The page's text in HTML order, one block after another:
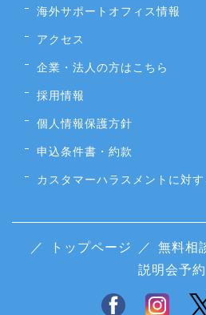
海外サポートオフィス情報
アクセス
企業・法人の方はこちら
採用情報
個人情報保護方針
申込条件書・約款
カスタマーハラスメントに対
／ トップページ ／ 無料相
説明会予約